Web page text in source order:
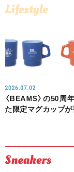
Lifestyle
2026.07.02
〈BEAMS〉の50周
た限定マグカップが
Sneakers